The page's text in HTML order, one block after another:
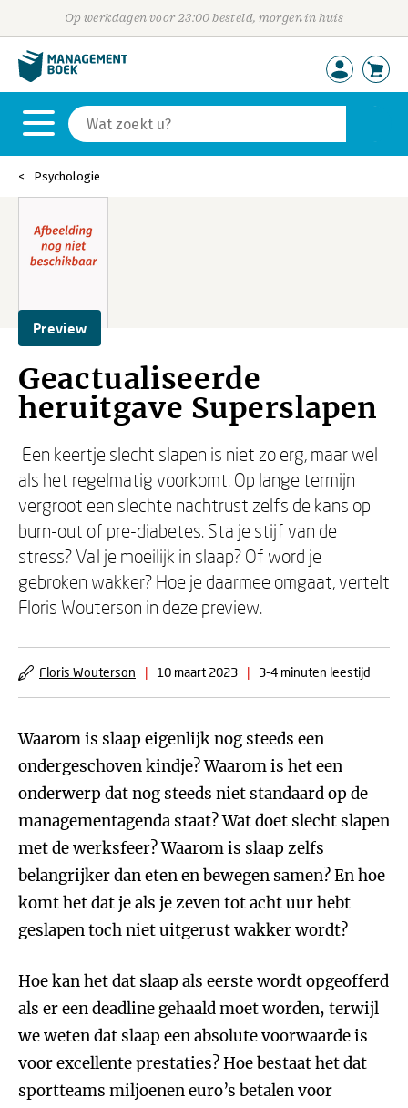
Op werkdagen voor 23:00 besteld, morgen in huis
Psychologie
Preview
Geactualiseerde
heruitgave Superslapen
Een keertje slecht slapen is niet zo erg, maar wel
als het regelmatig voorkomt. Op lange termijn
vergroot een slechte nachtrust zelfs de kans op
burn-out of pre-diabetes. Sta je stijf van de
stress? Val je moeilijk in slaap? Of word je
gebroken wakker? Hoe je daarmee omgaat, vertelt
Floris Wouterson in deze preview.
Floris Wouterson | 10 maart 2023 | 3-4 minuten leestijd
Waarom is slaap eigenlijk nog steeds een
ondergeschoven kindje? Waarom is het een
onderwerp dat nog steeds niet standaard op de
managementagenda staat? Wat doet slecht slapen
met de werksfeer? Waarom is slaap zelfs
belangrijker dan eten en bewegen samen? En hoe
komt het dat je als je zeven tot acht uur hebt
geslapen toch niet uitgerust wakker wordt?
Hoe kan het dat slaap als eerste wordt opgeofferd
als er een deadline gehaald moet worden, terwijl
we weten dat slaap een absolute voorwaarde is
voor excellente prestaties? Hoe bestaat het dat
sportteams miljoenen euro’s betalen voor